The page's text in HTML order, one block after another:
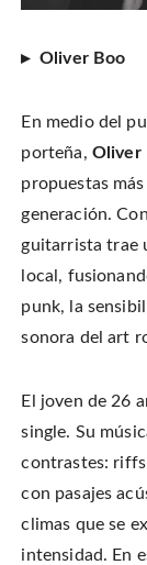
▸ Oliver Boo
En medio del
porteña, Oliver
propuestas
generación.
guitarrista trae
local,
punk, la
sonora del art
El joven de 26
single. Su
contrastes:
con pasajes
climas que se
intensidad. En